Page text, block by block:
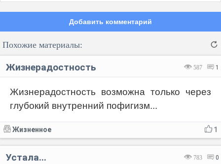
Добавить комментарий
Код:
Похожие материалы:
587 1
Жизнерадостность
Жизнерадостность возможна только через
глубокий внутренний пофигизм...
1
Жизненное
783 0
Устала...